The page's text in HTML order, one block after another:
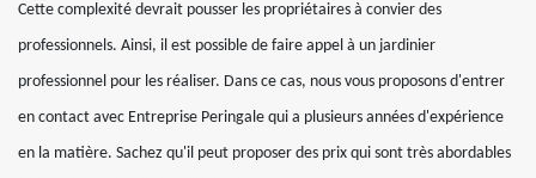
Cette complexité devrait pousser les propriétaires à convier des
professionnels. Ainsi, il est possible de faire appel à un jardinier
professionnel pour les réaliser. Dans ce cas, nous vous proposons d'entrer
en contact avec Entreprise Peringale qui a plusieurs années d'expérience
en la matière. Sachez qu'il peut proposer des prix qui sont très abordables